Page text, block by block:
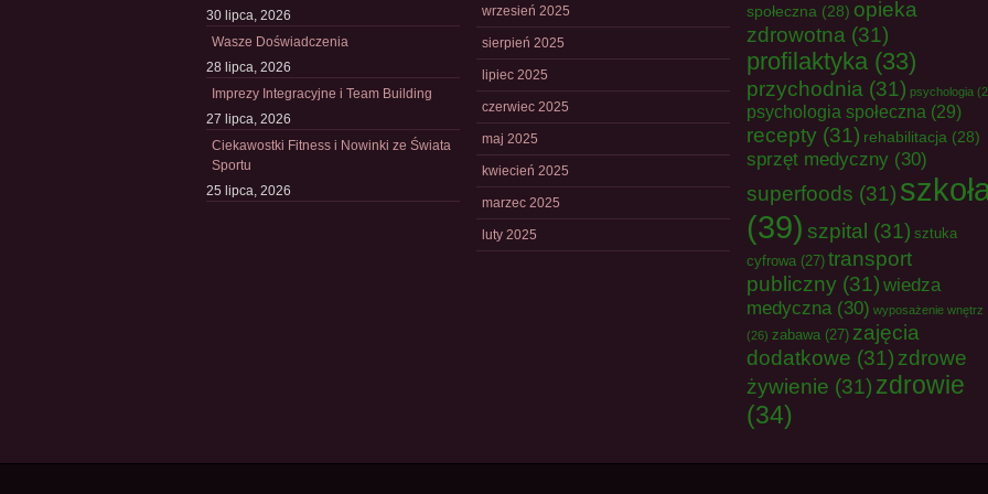
30 lipca, 2026
Wasze Doświadczenia
28 lipca, 2026
Imprezy Integracyjne i Team Building
27 lipca, 2026
Ciekawostki Fitness i Nowinki ze Świata
Sportu
25 lipca, 2026
wrzesień 2025
sierpień 2025
lipiec 2025
czerwiec 2025
maj 2025
kwiecień 2025
marzec 2025
luty 2025
społeczna (28) opieka
zdrowotna (31)
profilaktyka (33)
przychodnia (31) psychologia
psychologia społeczna (29)
recepty (31) rehabilitacja (28)
sprzęt medyczny (30)
superfoods (31)
(39) szpital (31) sztuka
cyfrowa (27) transport
publiczny (31) wiedza
medyczna(30) wyposażenie wnętrz
(26) zabawa (27) zajęcia
dodatkowe (31) zdrowe
żywienie (31) zdrowie
(34)